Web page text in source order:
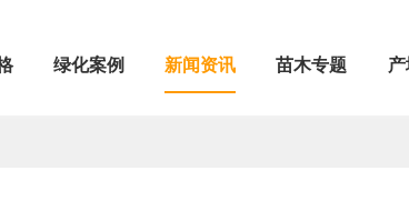
绿化案例 新闻资讯 苗木专题